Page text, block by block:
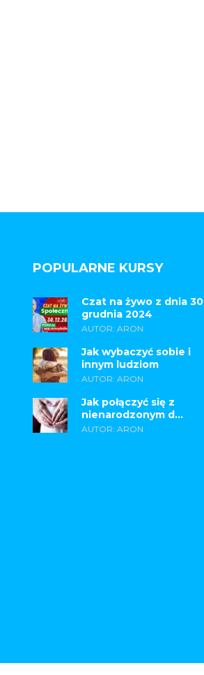
POPULARNE KURSY
Czat na żywo z dnia 30
grudnia 2024
AUTOR: ARON
Jak wybaczyć sobie i
innym ludziom
AUTOR: ARON
Jak połączyć się z
nienarodzonym d...
AUTOR: ARON